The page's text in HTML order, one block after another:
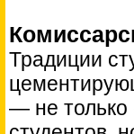
Традиции
— не только